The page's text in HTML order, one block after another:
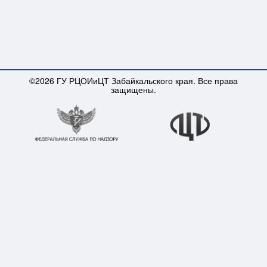
©2026 ГУ РЦОИиЦТ Забайкальского края. Все права
защищены.